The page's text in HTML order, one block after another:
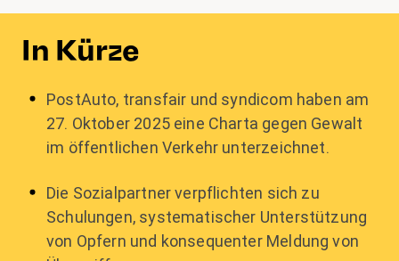
In Kürze
PostAuto, transfair und syndicom haben am
27. Oktober 2025 eine Charta gegen Gewalt
im öffentlichen Verkehr unterzeichnet.
Die Sozialpartner verpflichten sich zu
Schulungen, systematischer Unterstützung
von Opfern und konsequenter Meldung von